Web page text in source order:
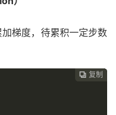
梯度，待累积一定步数
 复制
 复制
 复制
 复制
 复制
 复制
 复制
 复制
 复制
 复制
 复制
 复制
 复制
 复制
 复制
 复制
 复制
 复制
 复制
 复制
 复制
 复制
 复制
 复制
 复制